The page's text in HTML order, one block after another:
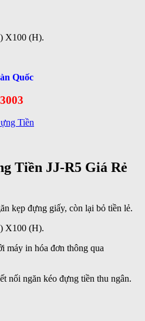
X100 (H).
Quốc
Tiền
Tiền JJ-R5 Giá Rẻ
kẹp đựng giấy, còn lại bỏ tiền lẻ.
X100 (H).
máy in hóa đơn thông qua
nối ngăn kéo đựng tiền thu ngân.